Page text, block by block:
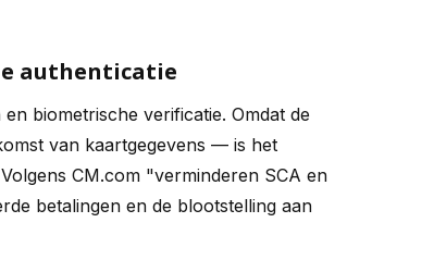
authenticatie
biometrische verificatie. Omdat de
van kaartgegevens — is het
CM.com "verminderen SCA en
betalingen en de blootstelling aan